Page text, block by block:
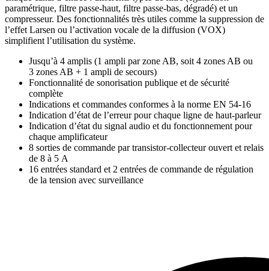
paramétrique, filtre passe-haut, filtre passe-bas, dégradé) et un
compresseur. Des fonctionnalités très utiles comme la suppression de
l’effet Larsen ou l’activation vocale de la diffusion (VOX)
simplifient l’utilisation du système.
Jusqu’à 4 amplis (1 ampli par zone AB, soit 4 zones AB ou
3 zones AB + 1 ampli de secours)
Fonctionnalité de sonorisation publique et de sécurité
complète
Indications et commandes conformes à la norme EN 54-16
Indication d’état de l’erreur pour chaque ligne de haut-parleur
Indication d’état du signal audio et du fonctionnement pour
chaque amplificateur
8 sorties de commande par transistor-collecteur ouvert et relais
de 8 à 5 A
16 entrées standard et 2 entrées de commande de régulation
de la tension avec surveillance